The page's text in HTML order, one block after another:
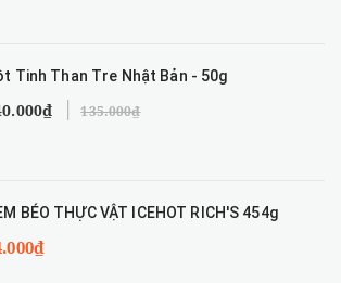
Tinh Than Tre Nhật Bản - 50g
135.000₫
BÉO THỰC VẬT ICEHOT RICH'S 454g